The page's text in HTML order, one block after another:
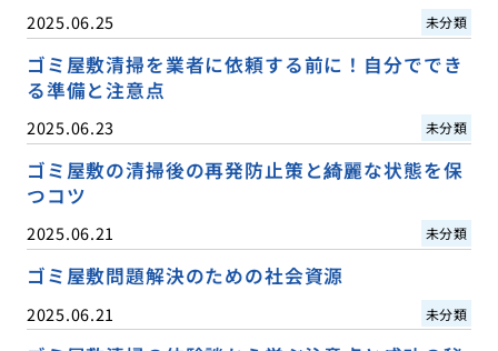
2025.06.25 未分類
ゴミ屋敷清掃を業者に依頼する前に！自分ででき
る準備と注意点
2025.06.23 未分類
ゴミ屋敷の清掃後の再発防止策と綺麗な状態を保
つコツ
2025.06.21 未分類
ゴミ屋敷問題解決のための社会資源
2025.06.21 未分類